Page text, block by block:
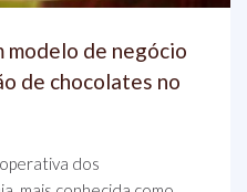
modelo de negócio
de chocolates no
dos